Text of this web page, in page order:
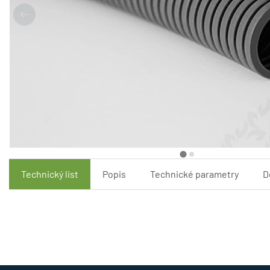
Technický list Popis Technické parametry